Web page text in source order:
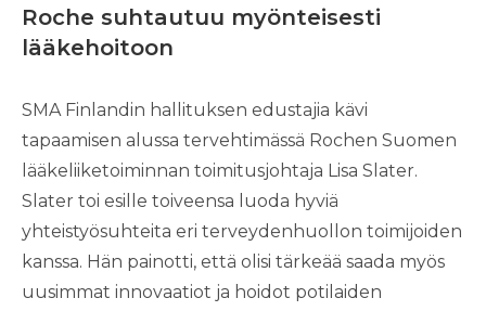
Roche suhtautuu myönteisesti
lääkehoitoon
SMA Finlandin hallituksen edustajia kävi
tapaamisen alussa tervehtimässä Rochen Suomen
lääkeliiketoiminnan toimitusjohtaja Lisa Slater.
Slater toi esille toiveensa luoda hyviä
yhteistyösuhteita eri terveydenhuollon toimijoiden
kanssa. Hän painotti, että olisi tärkeää saada myös
uusimmat innovaatiot ja hoidot potilaiden